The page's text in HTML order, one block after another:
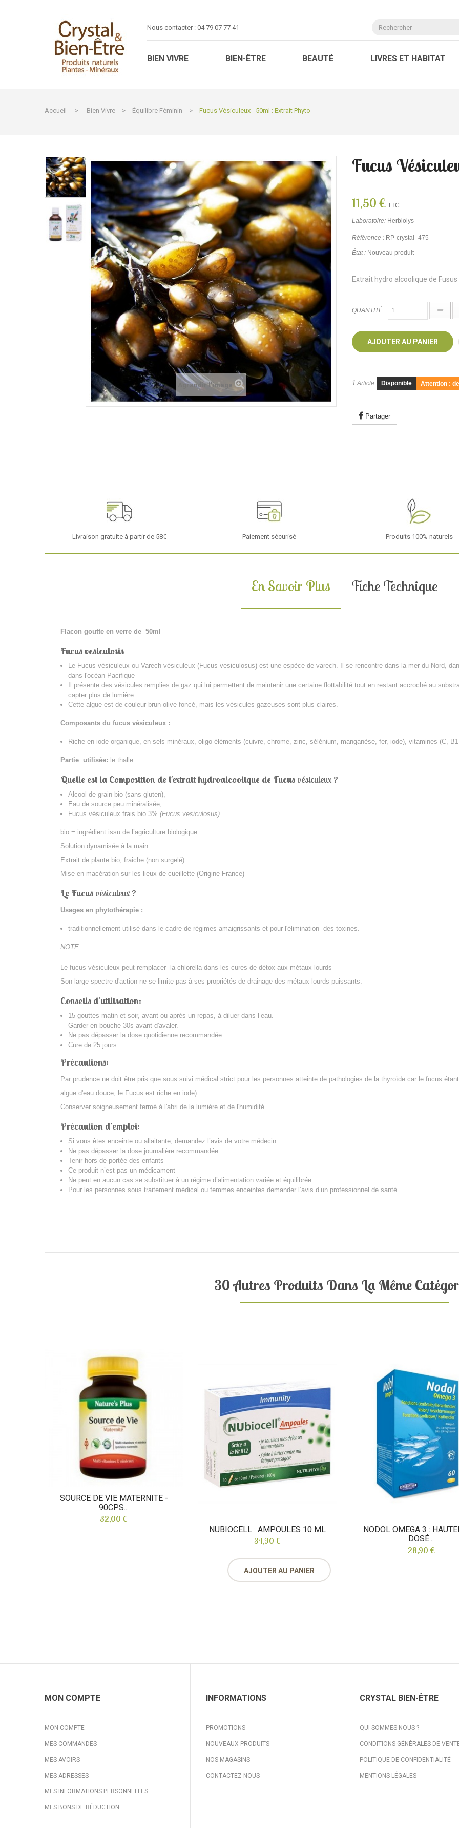
Nous contacter : 04 79 07 77 41
BIEN VIVRE BIEN-ÊTRE BEAUTÉ LIVRES ET HABITAT
Accueil > Bien Vivre > Équilibre Féminin > Fucus Vésiculeux - 50ml : Extrait Phyto
Agrandir l'image
Fucus
11,50 € TTC
Laboratoire: Herbiolys
Référence : RP-crystal_475
État : Nouveau produit
Extrait hydro alcoolique de
QUANTITÉ
AJOUTER AU PANIER
1 Article Disponible Attention :
Partager
Livraison gratuite à partir de 58€ Paiement sécurisé Produits 100% naturels
En Savoir Plus Fiche Technique
Flacon goutte en verre de 50ml
Fucus vesiculosis
Le Fucus vésiculeux ou Varech vésiculeux (Fucus vesiculosus) est une espèce de varech. Il se rencontre dans la mer du Nord,
dans l'océan Pacifique
Il présente des vésicules remplies de gaz qui lui permettent de maintenir une certaine flottabilité tout en restant accroché au
capter plus de lumière.
Cette algue est de couleur brun-olive foncé, mais les vésicules gazeuses sont plus claires.
Composants du fucus vésiculeux :
Riche en iode organique, en sels minéraux, oligo-éléments (cuivre, chrome, zinc, sélénium, manganèse, fer, iode), vitamines (C,
Partie utilisée: le thalle
Quelle est la Composition de l'extrait hydroalcoolique de Fucus vésiculeux ?
Alcool de grain bio (sans gluten),
Eau de source peu minéralisée,
Fucus vésiculeux frais bio 3% (Fucus vesiculosus).
bio = ingrédient issu de l’agriculture biologique.
Solution dynamisée à la main
Extrait de plante bio, fraiche (non surgelé).
Mise en macération sur les lieux de cueillette (Origine France)
Le Fucus vésiculeux ?
Usages en phytothérapie :
traditionnellement utilisé dans le cadre de régimes amaigrissants et pour l'élimination des toxines.
NOTE:
Le fucus vésiculeux peut remplacer la chlorella dans les cures de détox aux métaux lourds
Son large spectre d'action ne se limite pas à ses propriétés de drainage des métaux lourds puissants.
Conseils d’utilisation:
15 gouttes matin et soir, avant ou après un repas, à diluer dans l’eau.
Garder en bouche 30s avant d'avaler.
Ne pas dépasser la dose quotidienne recommandée.
Cure de 25 jours.
Précautions:
Par prudence ne doit être pris que sous suivi médical strict pour les personnes atteinte de pathologies de la thyroïde car le fucus
algue d'eau douce, le Fucus est riche en iode).
Conserver soigneusement fermé à l'abri de la lumière et de l'humidité
Précaution d’emploi:
Si vous êtes enceinte ou allaitante, demandez l’avis de votre médecin.
Ne pas dépasser la dose journalière recommandée
Tenir hors de portée des enfants
Ce produit n’est pas un médicament
Ne peut en aucun cas se substituer à un régime d’alimentation variée et équilibrée
Pour les personnes sous traitement médical ou femmes enceintes demander l’avis d’un professionnel de santé.
30 Autres Produits Dans La Même
SOURCE DE VIE MATERNITÉ -
90CPS...
32,00 €
NUBIOCELL : AMPOULES 10 ML
34,90 €
AJOUTER AU PANIER
NODOL OMEGA 3 :
DOSÉ...
28,90 €
MON COMPTE
MON COMPTE
MES COMMANDES
MES AVOIRS
MES ADRESSES
MES INFORMATIONS PERSONNELLES
MES BONS DE RÉDUCTION
INFORMATIONS
PROMOTIONS
NOUVEAUX PRODUITS
NOS MAGASINS
CONTACTEZ-NOUS
CRYSTAL BIEN-ÊTRE
QUI SOMMES-NOUS ?
CONDITIONS GÉNÉRALES DE
POLITIQUE DE CONFIDENTIALITÉ
MENTIONS LÉGALES